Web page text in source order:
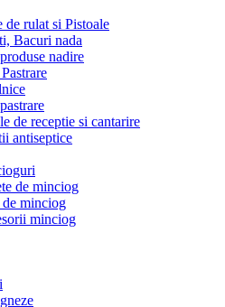
de rulat si Pistoale
Bacuri nada
nadire
de receptie si cantarire
antiseptice
de minciog
minciog
minciog